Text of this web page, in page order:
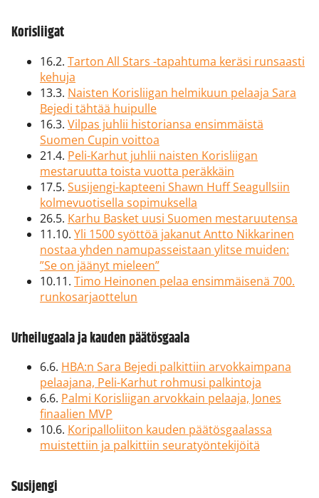
Korisliigat
16.2. Tarton All Stars -tapahtuma keräsi runsaasti
kehuja
13.3. Naisten Korisliigan helmikuun pelaaja Sara
Bejedi tähtää huipulle
16.3. Vilpas juhlii historiansa ensimmäistä
Suomen Cupin voittoa
21.4. Peli-Karhut juhlii naisten Korisliigan
mestaruutta toista vuotta peräkkäin
17.5. Susijengi-kapteeni Shawn Huff Seagullsiin
kolmevuotisella sopimuksella
26.5. Karhu Basket uusi Suomen mestaruutensa
11.10. Yli 1500 syöttöä jakanut Antto Nikkarinen
nostaa yhden namupasseistaan ylitse muiden:
”Se on jäänyt mieleen”
10.11. Timo Heinonen pelaa ensimmäisenä 700.
runkosarjaottelun
Urheilugaala ja kauden päätösgaala
6.6. HBA:n Sara Bejedi palkittiin arvokkaimpana
pelaajana, Peli-Karhut rohmusi palkintoja
6.6. Palmi Korisliigan arvokkain pelaaja, Jones
finaalien MVP
10.6. Koripalloliiton kauden päätösgaalassa
muistettiin ja palkittiin seuratyöntekijöitä
Susijengi